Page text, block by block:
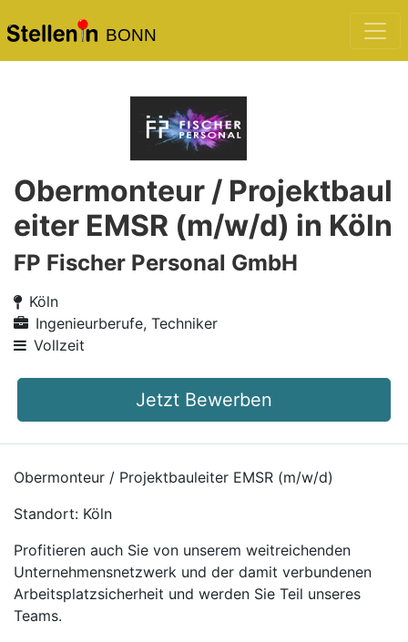
BONN
Obermonteur / Projektbaul
eiter EMSR (m/w/d) in Köln
FP Fischer Personal GmbH
Köln
Ingenieurberufe, Techniker
Vollzeit
Jetzt Bewerben
Obermonteur / Projektbauleiter EMSR (m/w/d)
Standort: Köln
Profitieren auch Sie von unserem weitreichenden
Unternehmensnetzwerk und der damit verbundenen
Arbeitsplatzsicherheit und werden Sie Teil unseres
Teams.